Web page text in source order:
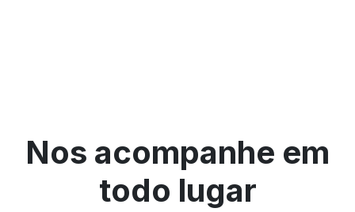
Nos acompanhe em
todo lugar